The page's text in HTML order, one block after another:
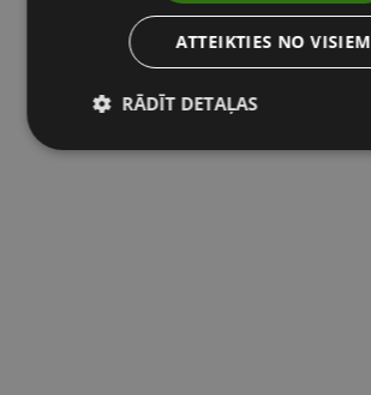
ATTEIKTIES NO VISIEM
RĀDĪT DETAĻAS